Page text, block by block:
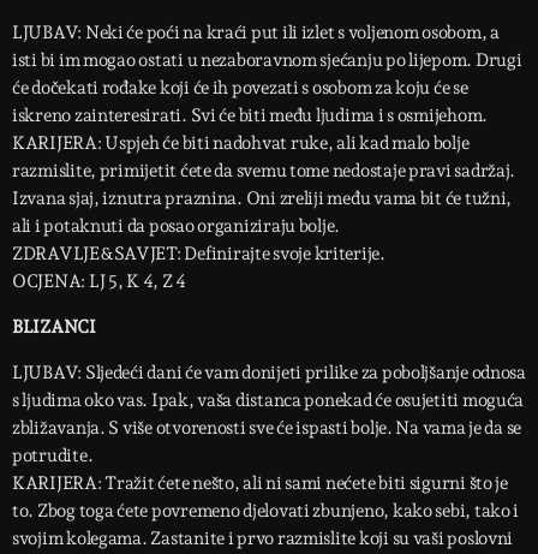
LJUBAV: Neki će poći na kraći put ili izlet s voljenom osobom, a
isti bi im mogao ostati u nezaboravnom sjećanju po lijepom. Drugi
će dočekati rođake koji će ih povezati s osobom za koju će se
iskreno zainteresirati. Svi će biti među ljudima i s osmijehom.
KARIJERA: Uspjeh će biti nadohvat ruke, ali kad malo bolje
razmislite, primijetit ćete da svemu tome nedostaje pravi sadržaj.
Izvana sjaj, iznutra praznina. Oni zreliji među vama bit će tužni,
ali i potaknuti da posao organiziraju bolje.
ZDRAVLJE&SAVJET: Definirajte svoje kriterije.
OCJENA: LJ 5, K 4, Z 4
BLIZANCI
LJUBAV: Sljedeći dani će vam donijeti prilike za poboljšanje odnosa
s ljudima oko vas. Ipak, vaša distanca ponekad će osujetiti moguća
zbližavanja. S više otvorenosti sve će ispasti bolje. Na vama je da se
potrudite.
KARIJERA: Tražit ćete nešto, ali ni sami nećete biti sigurni što je
to. Zbog toga ćete povremeno djelovati zbunjeno, kako sebi, tako i
svojim kolegama. Zastanite i prvo razmislite koji su vaši poslovni